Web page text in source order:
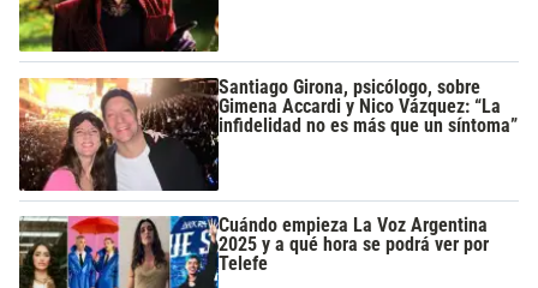
Santiago Girona, psicólogo, sobre
Gimena Accardi y Nico Vázquez: “La
infidelidad no es más que un síntoma”
Cuándo empieza La Voz Argentina
2025 y a qué hora se podrá ver por
Telefe